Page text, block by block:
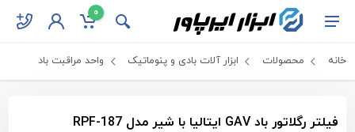
0
خانه محصولات ابزار آلات بادی و پنوماتیک واحد مراقبت باد
فیلتر رگلاتور باد GAV ایتالیا با شیر مدل RPF-187